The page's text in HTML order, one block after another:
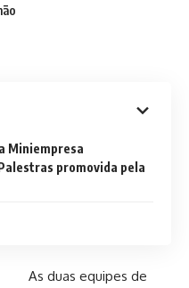
Miniempresa
promovida pela
As duas equipes de